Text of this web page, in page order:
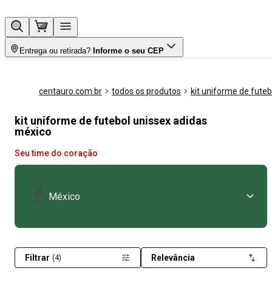
Entrega ou retirada? Informe o seu CEP
centauro.com.br todos os produtos kit uniforme de
kit uniforme de futebol unissex adidas
méxico
Seu time do coração
México
Filtrar (4) Relevância